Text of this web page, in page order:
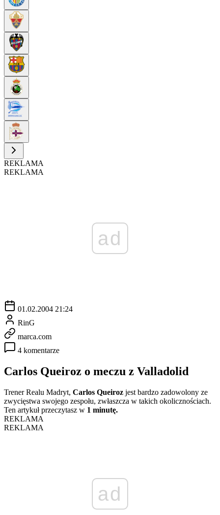
REKLAMA
REKLAMA
ad
01.02.2004 21:24
RinG
marca.com
4 komentarze
Carlos Queiroz o meczu z Valladolid
Trener Realu Madryt, Carlos Queiroz jest bardzo zadowolony ze
zwycięstwa swojego zespołu, zwłaszcza w takich okolicznościach.
Ten artykuł przeczytasz w 1 minutę.
REKLAMA
REKLAMA
ad